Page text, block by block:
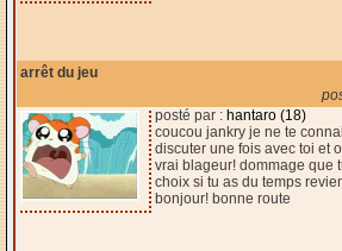
arrêt du jeu
posté par : hantaro (18)
coucou jankry je ne te
discuter une fois avec toi et
vrai blageur! dommage que
choix si tu as du temps
bonjour! bonne route